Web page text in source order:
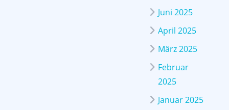
Juni 2025
April 2025
März 2025
Februar
2025
Januar 2025